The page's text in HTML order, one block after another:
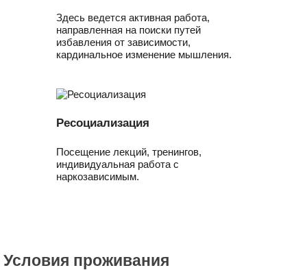
Здесь ведется активная работа,
направленная на поиски путей
избавления от зависимости,
кардинальное изменение мышления.
Ресоциализация
Посещение лекций, тренингов,
индивидуальная работа с
наркозависимым.
Условия проживания